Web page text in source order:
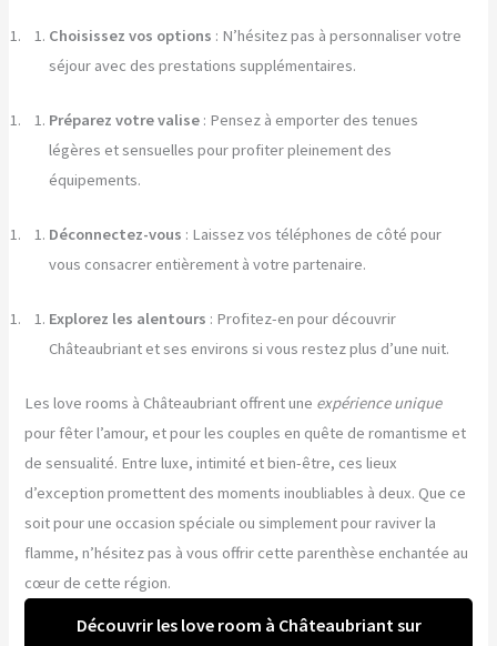
Choisissez vos options : N’hésitez pas à personnaliser votre
séjour avec des prestations supplémentaires.
Préparez votre valise : Pensez à emporter des tenues
légères et sensuelles pour profiter pleinement des
équipements.
Déconnectez-vous : Laissez vos téléphones de côté pour
vous consacrer entièrement à votre partenaire.
Explorez les alentours : Profitez-en pour découvrir
Châteaubriant et ses environs si vous restez plus d’une nuit.
Les love rooms à Châteaubriant offrent une expérience unique
pour fêter l’amour, et pour les couples en quête de romantisme et
de sensualité. Entre luxe, intimité et bien-être, ces lieux
d’exception promettent des moments inoubliables à deux. Que ce
soit pour une occasion spéciale ou simplement pour raviver la
flamme, n’hésitez pas à vous offrir cette parenthèse enchantée au
cœur de cette région.
Découvrir les love room à Châteaubriant sur